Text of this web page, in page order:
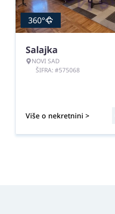
360°
Salajka
NOVI SAD
ŠIFRA: #575068
Više o nekretnini >